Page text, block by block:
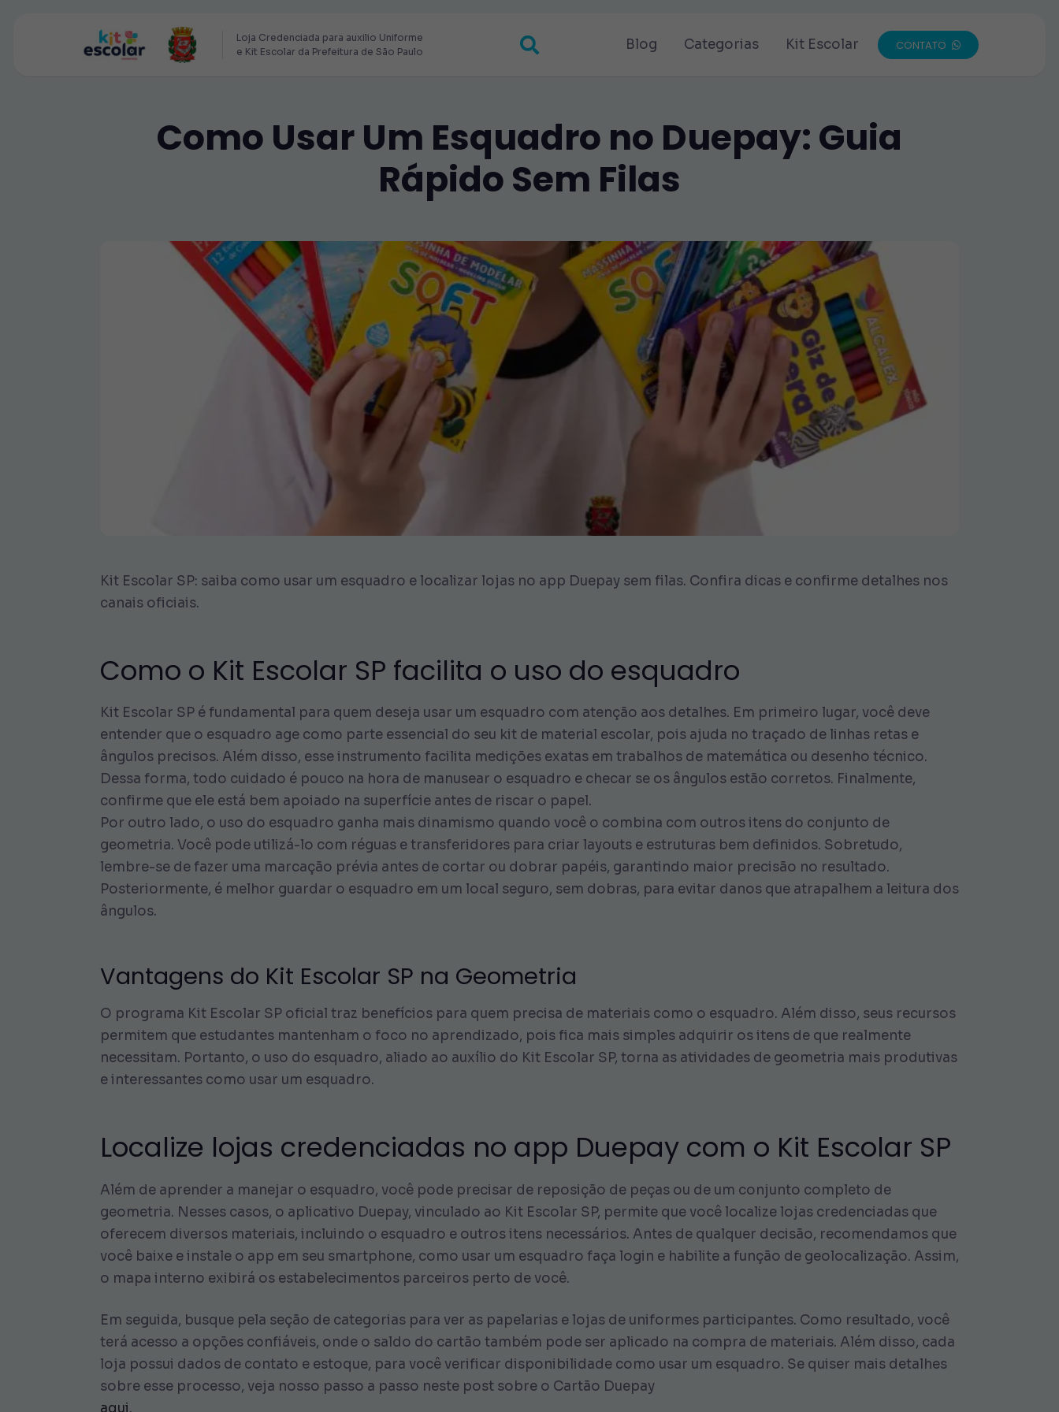
Loja Credenciada para auxilio Uniforme
e Kit Escolar da Prefeitura de São Paulo
Blog Categorias Kit Escolar CONTATO
Como Usar Um Esquadro no Duepay: Guia
Rápido Sem Filas
Kit Escolar SP: saiba como usar um esquadro e localizar lojas no app Duepay sem filas. Confira dicas e confirme detalhes nos
canais oficiais.
Como o Kit Escolar SP facilita o uso do esquadro
Kit Escolar SP é fundamental para quem deseja usar um esquadro com atenção aos detalhes. Em primeiro lugar, você deve
entender que o esquadro age como parte essencial do seu kit de material escolar, pois ajuda no traçado de linhas retas e
ângulos precisos. Além disso, esse instrumento facilita medições exatas em trabalhos de matemática ou desenho técnico.
Dessa forma, todo cuidado é pouco na hora de manusear o esquadro e checar se os ângulos estão corretos. Finalmente,
confirme que ele está bem apoiado na superfície antes de riscar o papel.
Por outro lado, o uso do esquadro ganha mais dinamismo quando você o combina com outros itens do conjunto de
geometria. Você pode utilizá-lo com réguas e transferidores para criar layouts e estruturas bem definidos. Sobretudo,
lembre-se de fazer uma marcação prévia antes de cortar ou dobrar papéis, garantindo maior precisão no resultado.
Posteriormente, é melhor guardar o esquadro em um local seguro, sem dobras, para evitar danos que atrapalhem a leitura dos
ângulos.
Vantagens do Kit Escolar SP na Geometria
O programa Kit Escolar SP oficial traz benefícios para quem precisa de materiais como o esquadro. Além disso, seus recursos
permitem que estudantes mantenham o foco no aprendizado, pois fica mais simples adquirir os itens de que realmente
necessitam. Portanto, o uso do esquadro, aliado ao auxílio do Kit Escolar SP, torna as atividades de geometria mais produtivas
e interessantes como usar um esquadro.
Localize lojas credenciadas no app Duepay com o Kit Escolar SP
Além de aprender a manejar o esquadro, você pode precisar de reposição de peças ou de um conjunto completo de
geometria. Nesses casos, o aplicativo Duepay, vinculado ao Kit Escolar SP, permite que você localize lojas credenciadas que
oferecem diversos materiais, incluindo o esquadro e outros itens necessários. Antes de qualquer decisão, recomendamos que
você baixe e instale o app em seu smartphone, como usar um esquadro faça login e habilite a função de geolocalização. Assim,
o mapa interno exibirá os estabelecimentos parceiros perto de você.
Em seguida, busque pela seção de categorias para ver as papelarias e lojas de uniformes participantes. Como resultado, você
terá acesso a opções confiáveis, onde o saldo do cartão também pode ser aplicado na compra de materiais. Além disso, cada
loja possui dados de contato e estoque, para você verificar disponibilidade como usar um esquadro. Se quiser mais detalhes
sobre esse processo, veja nosso passo a passo neste post sobre o Cartão Duepay
aqui.